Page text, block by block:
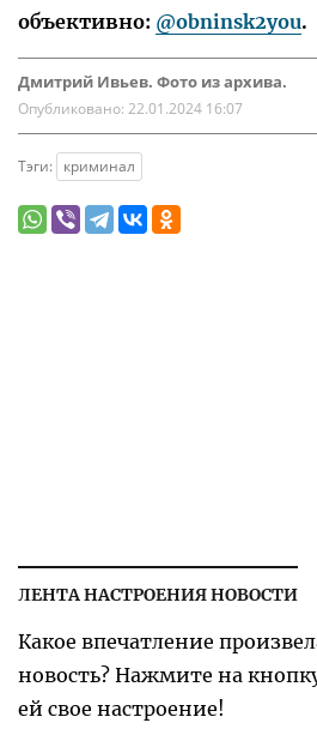
объективно: @obninsk2you.
Дмитрий Ивьев. Фото из архива.
Опубликовано: 22.01.2024 16:07
Тэги: криминал
ЛЕНТА НАСТРОЕНИЯ НОВОСТИ
Какое впечатление
новость? Нажмите на
ей свое настроение!